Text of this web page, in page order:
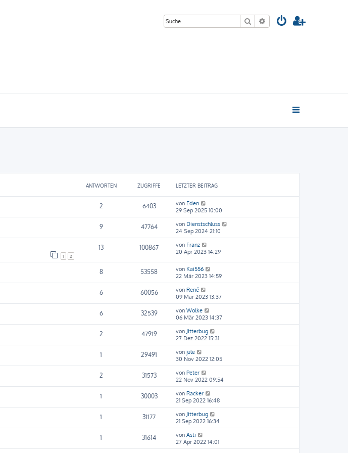
Suche Erweiterte Suche
ANTWORTEN ZUGRIFFE LETZTER BEITRAG
2 6403 von Eden
29 Sep 2025 10:00
9 47764 von Dienstschluss
24 Sep 2024 21:10
1 2
13 100867 von Franz
20 Apr 2023 14:29
8 53558 von Kai556
22 Mär 2023 14:59
6 60056 von René
09 Mär 2023 13:37
6 32539 von Wolke
06 Mär 2023 14:37
2 47919 von Jitterbug
27 Dez 2022 15:31
1 29491 von jule
30 Nov 2022 12:05
2 31573 von Peter
22 Nov 2022 09:54
1 30003 von Racker
21 Sep 2022 16:48
1 31177 von Jitterbug
21 Sep 2022 16:34
1 31614 von Asti
27 Apr 2022 14:01